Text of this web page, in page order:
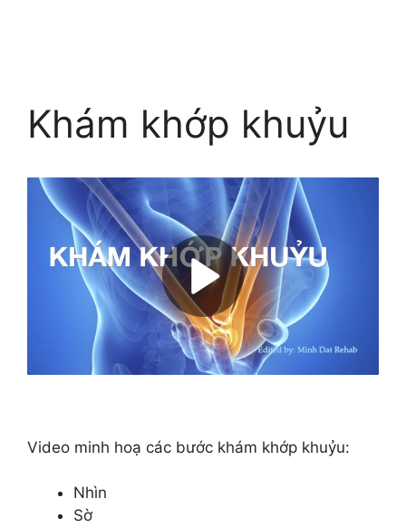
Khám khớp khuỷu
Video minh hoạ các bước khám khớp khuỷu:
Nhìn
Sờ